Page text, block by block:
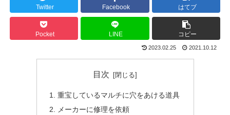
Twitter Facebook はてブ
Pocket LINE コピー
2023.02.25 2021.10.12
目次
重宝しているマルチに穴をあける道具
メーカーに修理を依頼